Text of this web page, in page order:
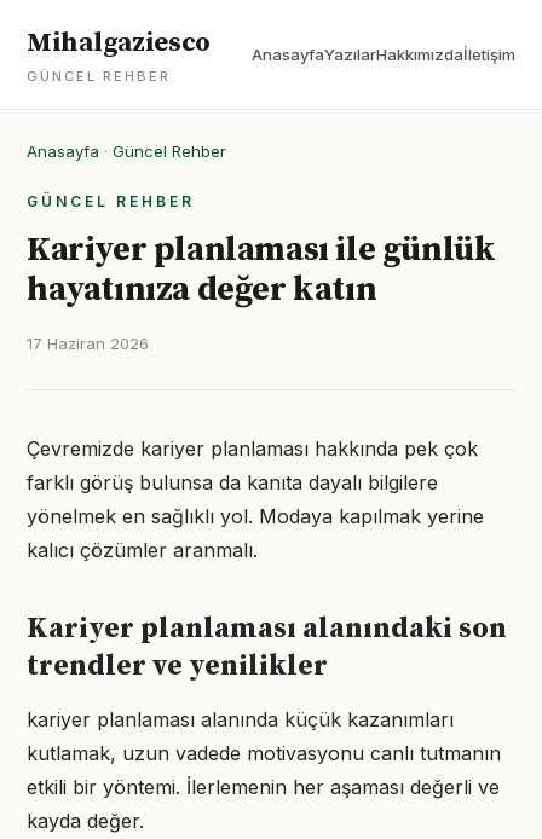
Mihalgaziesco
GÜNCEL REHBER
AnasayfaYazılarHakkımızdaİletişim
Anasayfa · Güncel Rehber
GÜNCEL REHBER
Kariyer planlaması ile günlük
hayatınıza değer katın
17 Haziran 2026
Çevremizde kariyer planlaması hakkında pek çok
farklı görüş bulunsa da kanıta dayalı bilgilere
yönelmek en sağlıklı yol. Modaya kapılmak yerine
kalıcı çözümler aranmalı.
Kariyer planlaması alanındaki son
trendler ve yenilikler
kariyer planlaması alanında küçük kazanımları
kutlamak, uzun vadede motivasyonu canlı tutmanın
etkili bir yöntemi. İlerlemenin her aşaması değerli ve
kayda değer.